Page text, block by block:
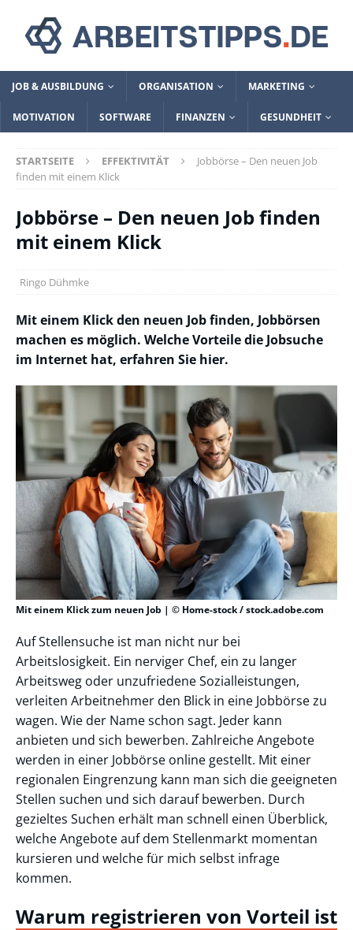
JOB & AUSBILDUNG ORGANISATION MARKETING
MOTIVATION SOFTWARE FINANZEN GESUNDHEIT
STARTSEITE EFFEKTIVITÄT
Jobbörse – Den neuen Job
finden mit einem Klick
Jobbörse – Den neuen Job finden
mit einem Klick
Ringo Dühmke
Mit einem Klick den neuen Job finden, Jobbörsen
machen es möglich. Welche Vorteile die Jobsuche
im Internet hat, erfahren Sie hier.
Mit einem Klick zum neuen Job | © Home-stock / stock.adobe.com
Auf Stellensuche ist man nicht nur bei
Arbeitslosigkeit. Ein nerviger Chef, ein zu langer
Arbeitsweg oder unzufriedene Sozialleistungen,
verleiten Arbeitnehmer den Blick in eine Jobbörse zu
wagen. Wie der Name schon sagt. Jeder kann
anbieten und sich bewerben. Zahlreiche Angebote
werden in einer Jobbörse online gestellt. Mit einer
regionalen Eingrenzung kann man sich die geeigneten
Stellen suchen und sich darauf bewerben. Durch
gezieltes Suchen erhält man schnell einen Überblick,
welche Angebote auf dem Stellenmarkt momentan
kursieren und welche für mich selbst infrage
kommen.
Warum registrieren von Vorteil ist